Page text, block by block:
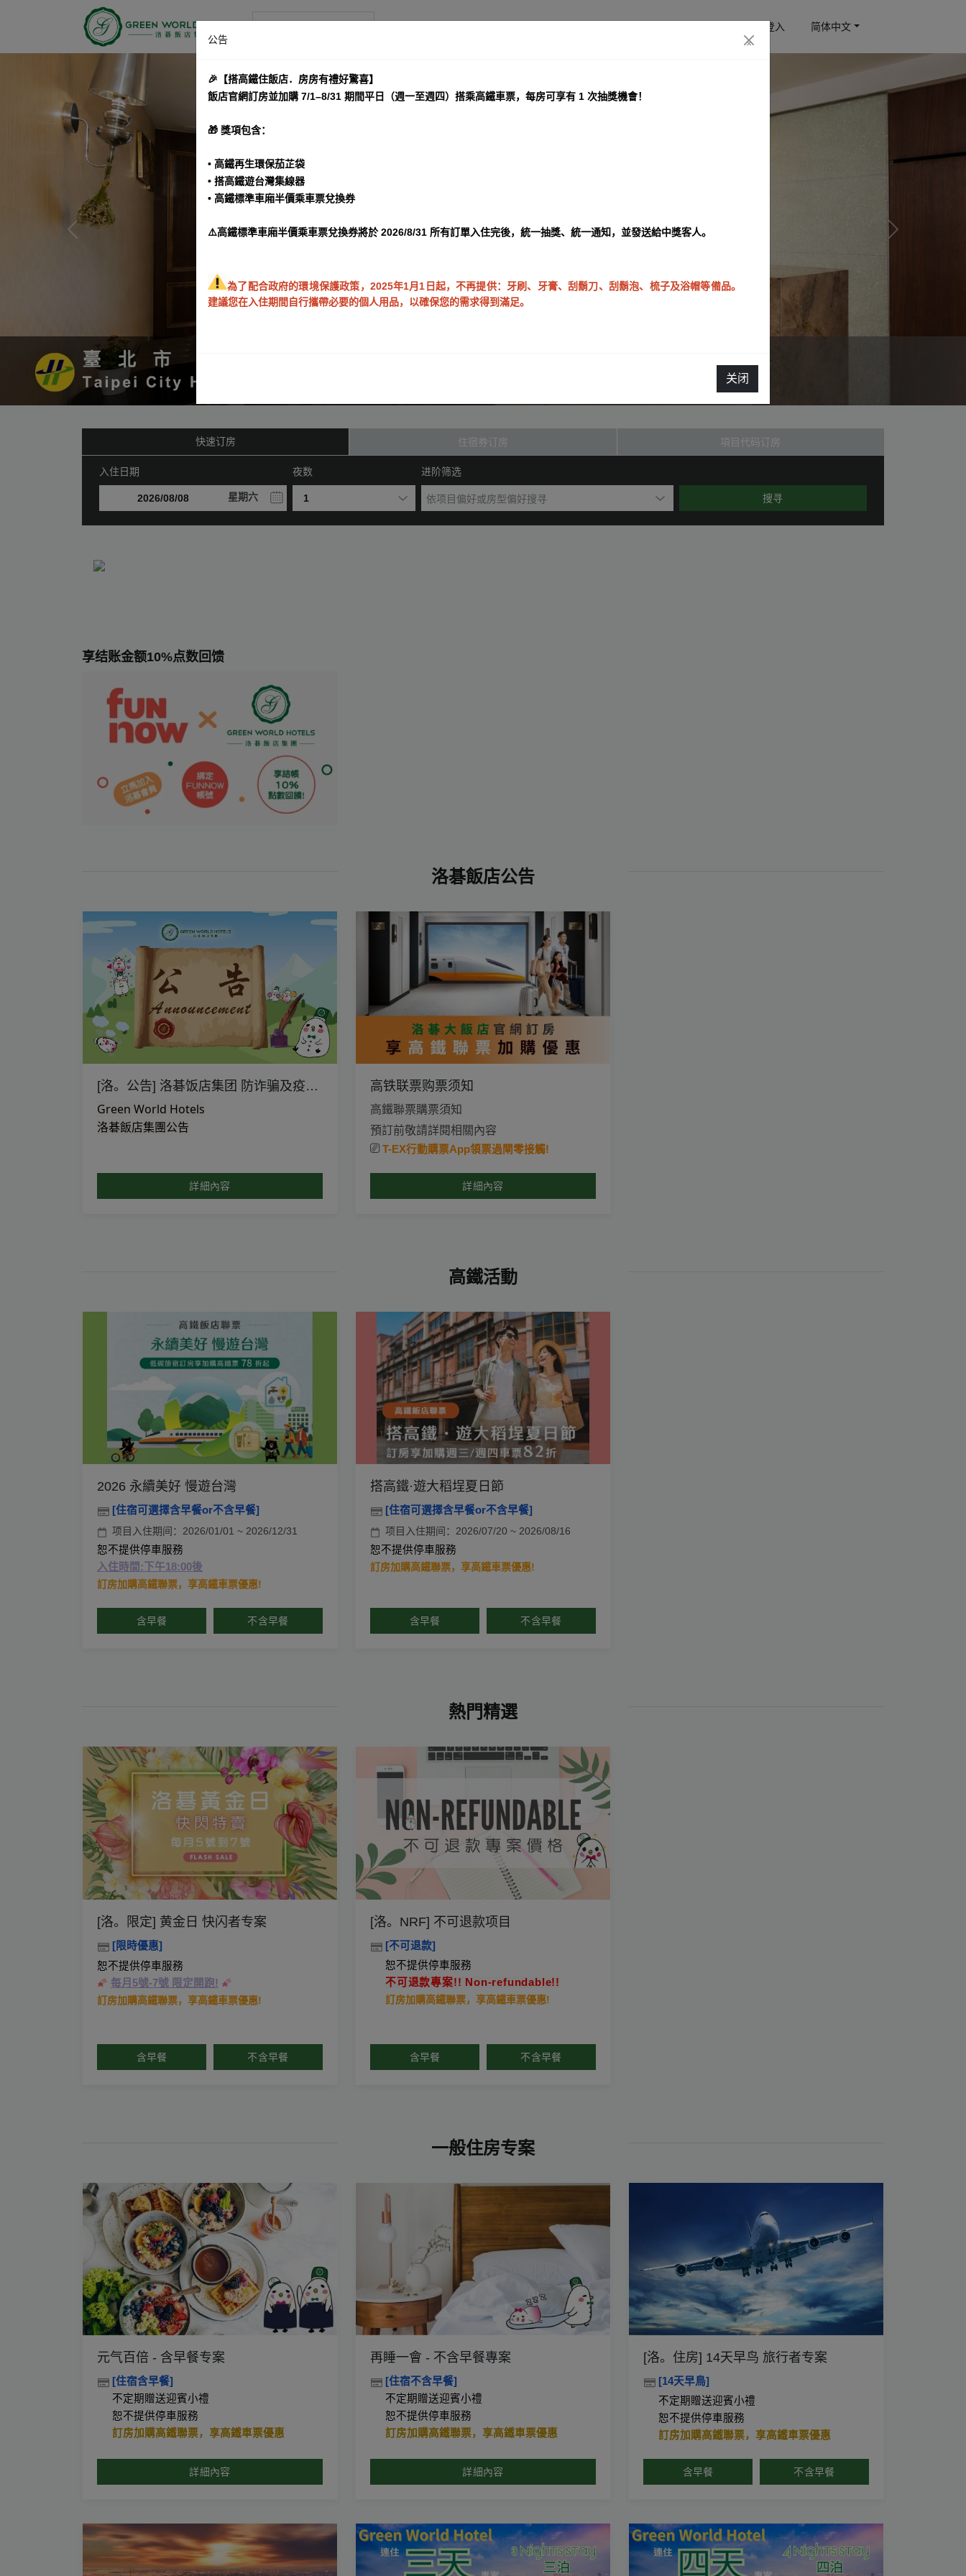
会员登入 简体中文
Previous Next
快速订房 住宿券订房 項目代码订房
入住日期
星期六
夜数 进阶筛选
依项目偏好或房型偏好搜寻 搜寻
享结账金额10%点数回馈
洛碁飯店公告
[洛。公告] 洛碁饭店集团 防诈骗及疫情期间营运重点措施
Green World Hotels
洛碁飯店集團公告
詳細內容
高铁联票购票须知
高鐵聯票購票須知
預訂前敬請詳閱相關內容
⎚ T-EX行動購票App領票過閘零接觸!
詳細內容
高鐵活動
2026 永續美好 慢遊台灣
[住宿可選擇含早餐or不含早餐]
项目入住期间：2026/01/01 ~ 2026/12/31
恕不提供停車服務
入住時間:下午18:00後
訂房加購高鐵聯票，享高鐵車票優惠!
含早餐 不含早餐
搭高鐵·遊大稻埕夏日節
[住宿可選擇含早餐or不含早餐]
项目入住期间：2026/07/20 ~ 2026/08/16
恕不提供停車服務
訂房加購高鐵聯票，享高鐵車票優惠!
含早餐 不含早餐
熱門精選
[洛。限定] 黄金日 快闪者专案
[限時優惠]
恕不提供停車服務
🌠 每月5號-7號 限定開跑! 🌠
訂房加購高鐵聯票，享高鐵車票優惠!
含早餐 不含早餐
[洛。NRF] 不可退款项目
[不可退款]
恕不提供停車服務
不可退款專案!! Non-refundable!!
訂房加購高鐵聯票，享高鐵車票優惠!
含早餐 不含早餐
一般住房专案
元气百倍 - 含早餐专案
[住宿含早餐]
不定期贈送迎賓小禮
恕不提供停車服務
訂房加購高鐵聯票，享高鐵車票優惠
詳細內容
再睡一會 - 不含早餐專案
[住宿不含早餐]
不定期贈送迎賓小禮
恕不提供停車服務
訂房加購高鐵聯票，享高鐵車票優惠
詳細內容
[洛。住房] 14天早鸟 旅行者专案
[14天早鳥]
不定期贈送迎賓小禮
恕不提供停車服務
訂房加購高鐵聯票，享高鐵車票優惠
含早餐 不含早餐
公告 ×
🎉【搭高鐵住飯店．房房有禮好驚喜】
飯店官網訂房並加購 7/1–8/31 期間平日（週一至週四）搭乘高鐵車票，每房可享有 1 次抽獎機會！
🎁 獎項包含：
• 高鐵再生環保茄芷袋
• 搭高鐵遊台灣集線器
• 高鐵標準車廂半價乘車票兌換券
⚠️高鐵標準車廂半價乘車票兌換券將於 2026/8/31 所有訂單入住完後，統一抽獎、統一通知，並發送給中獎客人。
為了配合政府的環境保護政策，2025年1月1日起，不再提供：牙刷、牙膏、刮鬍刀、刮鬍泡、梳子及浴帽等備品。
建議您在入住期間自行攜帶必要的個人用品，以確保您的需求得到滿足。
关闭